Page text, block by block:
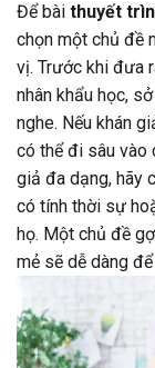
Để bài thuyết
chọn một chủ đề
vị. Trước khi đưa
nhân khẩu học,
nghe. Nếu khán
có thể đi sâu vào
giả đa dạng, hãy
có tính thời sự
họ. Một chủ đề
mẻ sẽ dễ dàng